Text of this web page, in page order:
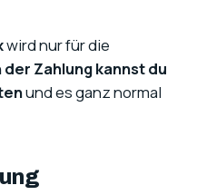
wird nur für die
der Zahlung kannst du
und es ganz normal